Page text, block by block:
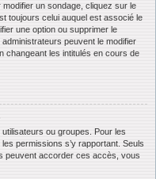
un sondage, cliquez sur le
toujours celui auquel est associé le
une option ou supprimer le
peuvent le modifier
changeant les intitulés en cours de
ou groupes. Pour les
permissions s’y rapportant. Seuls
peuvent accorder ces accès, vous